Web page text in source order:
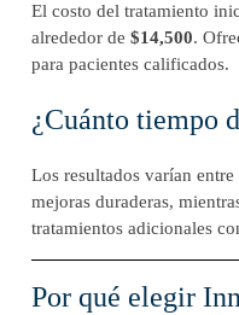
El costo del tratamiento
alrededor de $14,500.
para pacientes calificados.
¿Cuánto tiempo
Los resultados varían
mejoras duraderas,
tratamientos adicionales
Por qué elegir